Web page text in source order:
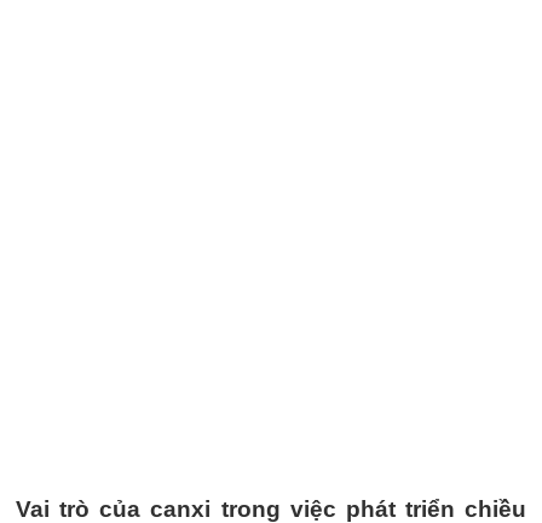
Vai trò của canxi trong việc phát triển chiều